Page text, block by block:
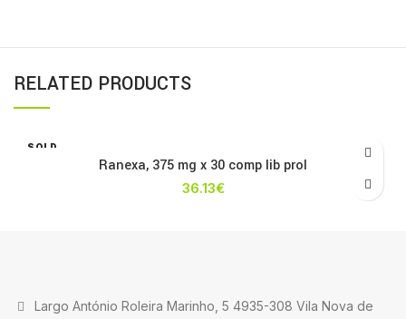
RELATED PRODUCTS
SOLD
Ranexa, 375 mg x 30 comp lib prol
36.13€
Largo António Roleira Marinho, 5 4935-308 Vila Nova de